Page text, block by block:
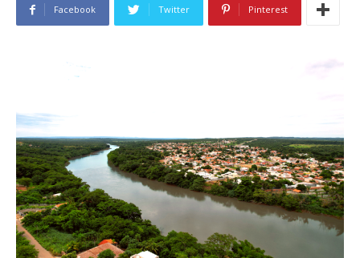
Facebook Twitter Pinterest